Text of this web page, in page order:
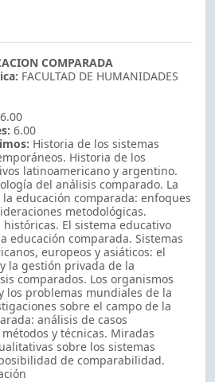
COMPARADA
FACULTAD DE HUMANIDADES
6.00
Historia de los sistemas
Historia de los
latinoamericano y argentino.
del análisis comparado. La
educación comparada: enfoques
metodológicas.
históricas. El sistema educativo
educación comparada. Sistemas
europeos y asiáticos: el
la gestión privada de la
comparados. Los organismos
los problemas mundiales de la
sobre el campo de la
análisis de casos
y técnicas. Miradas
sobre los sistemas
de comparabilidad.